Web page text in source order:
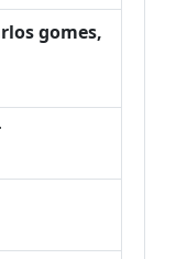
gomes,